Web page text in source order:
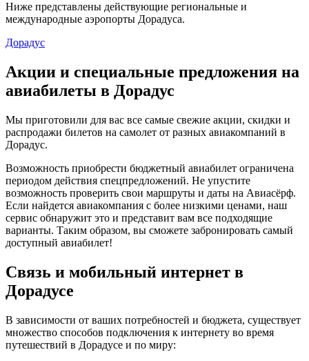
Ниже представлены действующие региональные и
международные аэропорты Дорадуса.
Дорадус
Акции и специальные предложения на
авиабилеты в Дорадус
Мы приготовили для вас все самые свежие акции, скидки и
распродажи билетов на самолет от разных авиакомпаний в
Дорадус.
Возможность приобрести бюджетный авиабилет ограничена
периодом действия спецпредложений. Не упустите
возможность проверить свои маршруты и даты на Авиасёрф.
Если найдется авиакомпания с более низкими ценами, наш
сервис обнаружит это и представит вам все подходящие
варианты. Таким образом, вы сможете забронировать самый
доступный авиабилет!
Связь и мобильный интернет в
Дорадусе
В зависимости от ваших потребностей и бюджета, существует
множество способов подключения к интернету во время
путешествий в Дорадусе и по миру: